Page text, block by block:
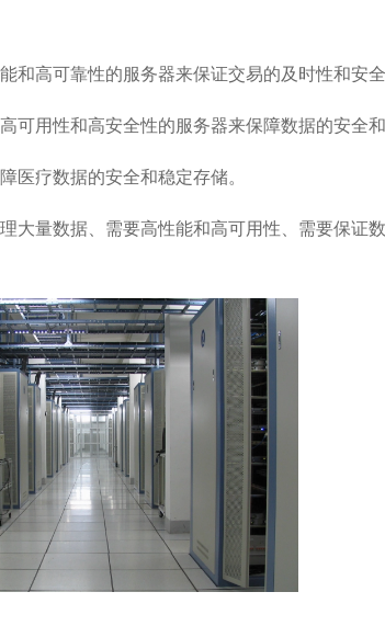
高可靠性的服务器来保证交易的及时性和安全
用性和高安全性的服务器来保障数据的安全和
医疗数据的安全和稳定存储。
大量数据、需要高性能和高可用性、需要保证